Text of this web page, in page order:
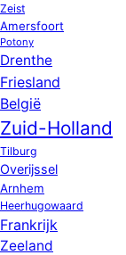
Zeist
Amersfoort
Potony
Drenthe
Friesland
België
Zuid-Holland
Tilburg
Overijssel
Arnhem
Heerhugowaard
Frankrijk
Zeeland